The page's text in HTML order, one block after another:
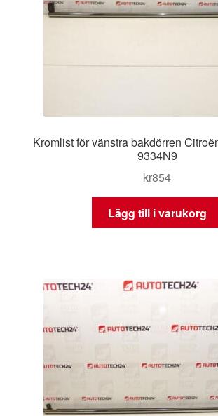
Kromlist för vänstra bakdörren
9334N9
kr854
Lägg till i varukorg